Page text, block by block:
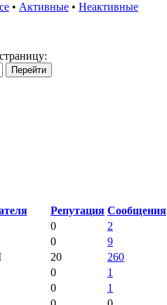
• Активные • Неактивные
Репутация Сообщения
0 2
0 9
20 260
0 1
0 1